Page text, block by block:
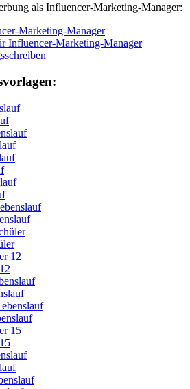
als Influencer-Marketing-Manager:
Marketing-Manager
Influencer-Marketing-Manager